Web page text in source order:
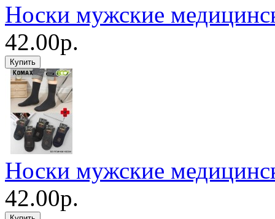
Носки мужские
42.00р.
Носки мужские
42.00р.